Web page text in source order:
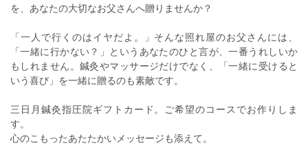
を、あなたの大切なお父さんへ贈りませんか？
「一人で行くのはイヤだよ。」そんな照れ屋のお父さんには、
「一緒に行かない？」というあなたのひと言が、一番うれしいか
もしれません。鍼灸やマッサージだけでなく、「一緒に受けると
いう喜び」を一緒に贈るのも素敵です。
三日月鍼灸指圧院ギフトカード。ご希望のコースでお作りしま
す。
心のこもったあたたかいメッセージも添えて。